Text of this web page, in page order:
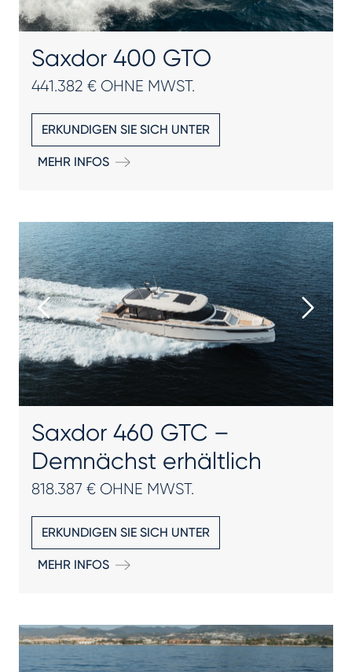
Saxdor 400 GTO
441.382 € OHNE MWST.
ERKUNDIGEN SIE SICH UNTER
MEHR INFOS
Saxdor 460 GTC –
Demnächst erhältlich
818.387 € OHNE MWST.
ERKUNDIGEN SIE SICH UNTER
MEHR INFOS